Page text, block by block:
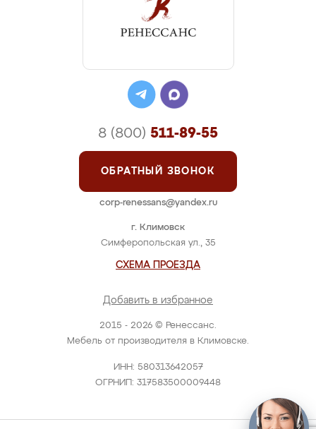
2015 - 2026 © Ренессанс.
Мебель от производителя в Климовске.
ИНН: 580313642057
ОГРНИП: 317583500009448
г. Климовск
Симферопольская ул., 35
СХЕМА ПРОЕЗДА
Добавить в избранное
8 (800) 511-89-55
ОБРАТНЫЙ ЗВОНОК
corp-renessans@yandex.ru